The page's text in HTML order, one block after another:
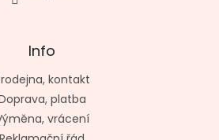
Info
kontakt
platba
vrácení